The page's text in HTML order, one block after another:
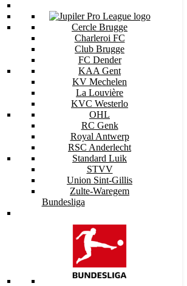
Cercle Brugge
Charleroi FC
Club Brugge
FC Dender
KAA Gent
KV Mechelen
La Louvière
KVC Westerlo
OHL
RC Genk
Royal Antwerp
RSC Anderlecht
Standard Luik
STVV
Union Sint-Gillis
Zulte-Waregem
Bundesliga